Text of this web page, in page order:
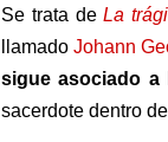
Se trata deLa
llamadoJohann
sigue asociado
sacerdote dentro